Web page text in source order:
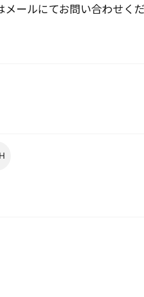
ールにてお問い合わせくだ